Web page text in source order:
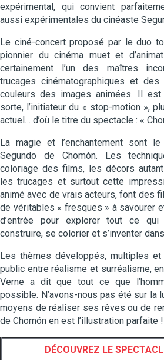
expérimental, qui convient
aussi expérimentales du cinéaste
Le ciné-concert proposé par le duo
pionnier du cinéma muet et
certainement l’un des maîtres
trucages cinématographiques et
couleurs des images animées. Il est
sorte, l’initiateur du « stop-motion »,
actuel… d’où le titre du spectacle : «
La magie et l’enchantement sont
Segundo de Chomón. Les
coloriage des films, les décors
les trucages et surtout cette
animé avec de vrais acteurs, font des
de véritables « fresques » à savourer
d’entrée pour explorer tout ce
construire, se colorier et s’inventer
Les thèmes développés, multiples
public entre réalisme et surréalisme,
Verne a dit que tout ce que
possible. N’avons-nous pas été sur la
moyens de réaliser ses rêves ou de
de Chomón en est l’illustration parfaite !
DÉCOUVREZ LE